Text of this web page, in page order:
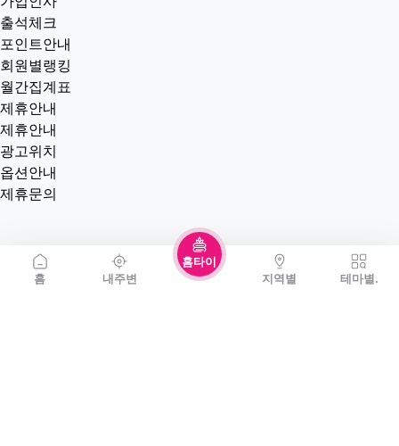
홈 내주변
홈타이
지역별
테마별.
출석체크
포인트안내
회원별랭킹
월간집계표
제휴안내
제휴안내
광고위치
옵션안내
제휴문의